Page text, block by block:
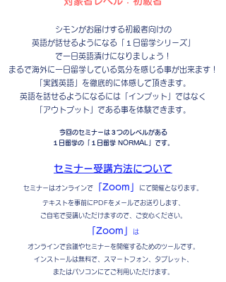
シモンがお届けする初級者向けの
英語が話せるようになる「１日留学シリーズ」
で一日英語漬けになりましょう！
まるで海外に一日留学している気分を感じる事が出来ます！
「実践英語」を徹底的に体感して頂きます。
英語を話せるようになるには「インプット」ではなく
「アウトプット」である事を体験できます。
今回のセミナーは３つのレベルがある
１日留学の「１日留学 NORMAL」です。
セミナー受講方法について
セミナーはオンラインで 「Zoom」 にて開催となります。
テキストを事前にPDFをメールでお送りします、
ご自宅で受講いただけますので、ご安心ください。
「Zoom」 は
オンラインで会議やセミナーを開催するためのツールです。
インストールは無料で、スマートフォン、タブレット、
またはパソコンにてご利用いただけます。